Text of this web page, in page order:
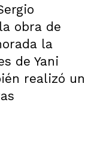
obra de
la
de Yani
realizó un